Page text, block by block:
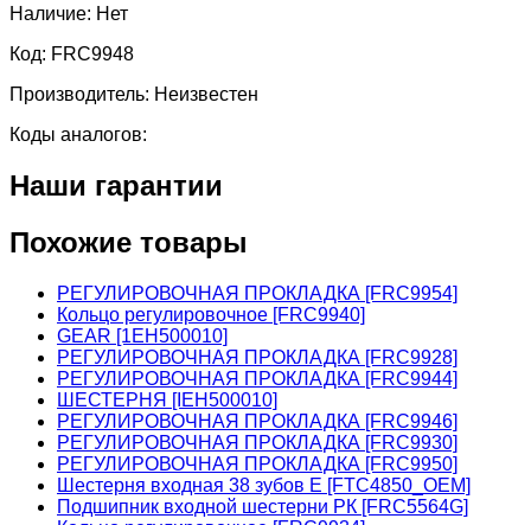
Наличие: Нет
Код: FRC9948
Производитель: Неизвестен
Коды аналогов:
Наши гарантии
Похожие товары
РЕГУЛИРОВОЧНАЯ ПРОКЛАДКА [FRC9954]
Кольцо регулировочное [FRC9940]
GEAR [1EH500010]
РЕГУЛИРОВОЧНАЯ ПРОКЛАДКА [FRC9928]
РЕГУЛИРОВОЧНАЯ ПРОКЛАДКА [FRC9944]
ШЕСТЕРНЯ [IEH500010]
РЕГУЛИРОВОЧНАЯ ПРОКЛАДКА [FRC9946]
РЕГУЛИРОВОЧНАЯ ПРОКЛАДКА [FRC9930]
РЕГУЛИРОВОЧНАЯ ПРОКЛАДКА [FRC9950]
Шестерня входная 38 зубов Е [FTC4850_OEM]
Подшипник входной шестерни РК [FRC5564G]